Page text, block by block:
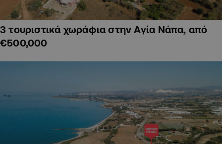
3 τουριστικά χωράφια στην Αγία Νάπα, από
€500,000